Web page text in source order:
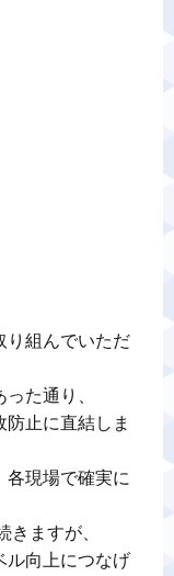
て
り組んでいただ
た通り、
止に直結しま
各現場で確実に
きますが、
ル向上につなげ